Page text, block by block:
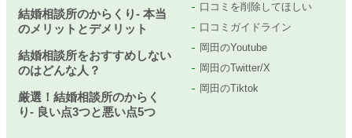
結婚相談所のからくり- 本当
のメリットとデメリット
結婚相談所をおすすめしない
のはどんな人？
厳選！結婚相談所のからく
り- 良い点3つと悪い点5つ
口コミを削除してほしい
口コミガイドライン
岡田のYoutube
岡田のTwitter/X
岡田のTiktok